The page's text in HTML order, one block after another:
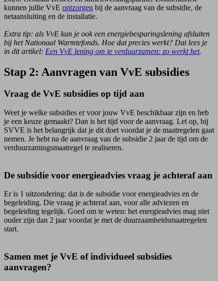
kunnen jullie VvE ontzorgen bij de aanvraag van de subsidie, de
netaansluiting en de installatie.
Extra tip: als VvE kun je ook een energie­besparings­lening afsluiten
bij het Nationaal Warmtefonds. Hoe dat precies werkt? Dat lees je
in dit artikel: Een VvE lening om te verduurzamen: zo werkt het.
Stap 2: Aanvragen van VvE subsidies
Vraag de VvE subsidies op tijd aan
Weet je welke subsidies er voor jouw VvE beschikbaar zijn en heb
je een keuze gemaakt? Dan is het tijd voor de aanvraag. Let op, bij
SVVE is het belangrijk dat je dit doet voordat je de maatregelen gaat
nemen. Je hebt na de aanvraag van de subsidie 2 jaar de tijd om de
verduurzamingsmaatregel te realiseren.
De subsidie voor energieadvies vraag je achteraf aan
Er is 1 uitzondering: dat is de subsidie voor energieadvies en de
begeleiding. Die vraag je achteraf aan, voor alle adviezen en
begeleiding tegelijk. Goed om te weten: het energieadvies mag niet
ouder zijn dan 2 jaar voordat je met de duurzaamheids­maatregelen
start.
Samen met je VvE of individueel subsidies
aanvragen?